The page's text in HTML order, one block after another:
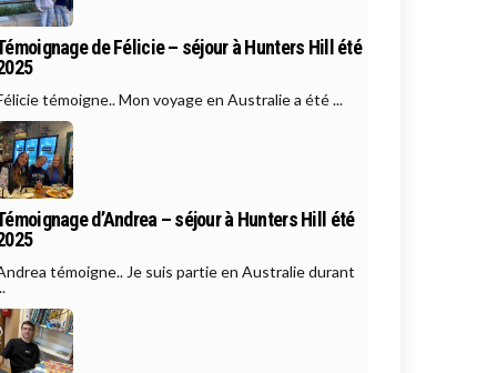
de Félicie – séjour à Hunters Hill été
témoigne.. Mon voyage en Australie a été ...
d’Andrea – séjour à Hunters Hill été
témoigne.. Je suis partie en Australie durant